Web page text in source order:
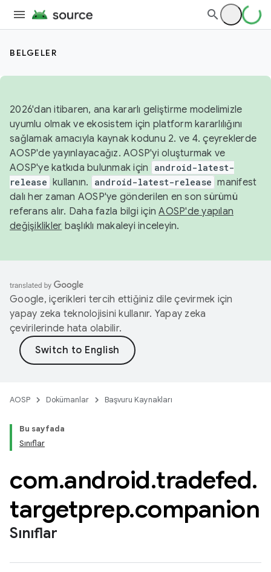
BELGELER
2026'dan itibaren, ana kararlı geliştirme modelimizle
uyumlu olmak ve ekosistem için platform kararlılığını
sağlamak amacıyla kaynak kodunu 2. ve 4. çeyreklerde
AOSP'de yayınlayacağız. AOSP'yi oluşturmak ve
AOSP'ye katkıda bulunmak için
android-latest-
release kullanın. android-latest-release manifest
dalı her zaman AOSP'ye gönderilen en son sürümü
referans alır. Daha fazla bilgi içinAOSP'de yapılan
değişiklikler başlıklı makaleyi inceleyin.
Google, içerikleri tercih ettiğiniz dile çevirmek için
yapay zeka teknolojisini kullanır. Yapay zeka
çevirilerinde hata olabilir.
AOSP Dokümanlar Başvuru Kaynakları
Bu sayfada
Sınıflar
com.android.tradefed.
targetprep.companion
Sınıflar